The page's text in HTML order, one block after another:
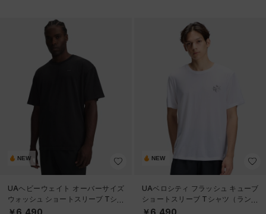
NEW
UAヘビーウェイト オーバーサイズ
ウォッシュ ショートスリーブ Tシャ
ツ（ライフスタイル/MEN）
NEW
UAベロシティ フラッシュ キューブ
ショートスリーブ Tシャツ（ランニ
ング/MEN）